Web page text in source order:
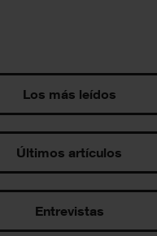
Los más leídos
Últimos artículos
Entrevistas